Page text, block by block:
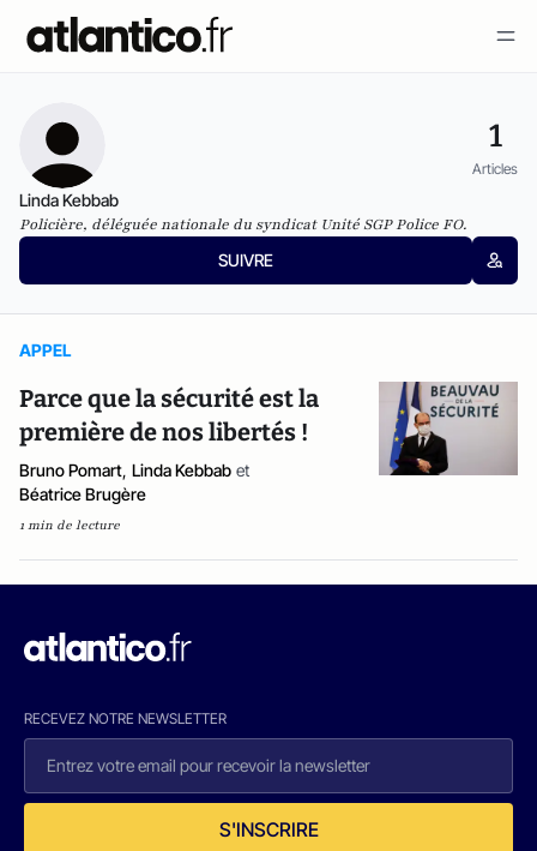
1
Articles
Linda Kebbab
Policière, déléguée nationale du syndicat Unité SGP Police FO.
SUIVRE
APPEL
Parce que la sécurité est la
première de nos libertés !
Bruno Pomart, Linda Kebbab et
Béatrice Brugère
1 min de lecture
RECEVEZ NOTRE NEWSLETTER
S'INSCRIRE